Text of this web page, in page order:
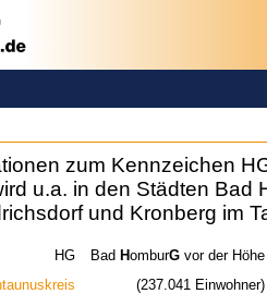
zum Kennzeichen
u.a. in den Städten Bad
und Kronberg im
HG BadHomburG vor der Höhe
(237.041 Einwohner)